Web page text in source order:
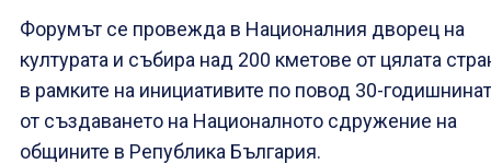
Форумът се провежда в Националния дворец на
културата и събира над 200 кметове от цялата
в рамките на инициативите по повод 30-
от създаването на Националното сдружение на
общините в Република България.